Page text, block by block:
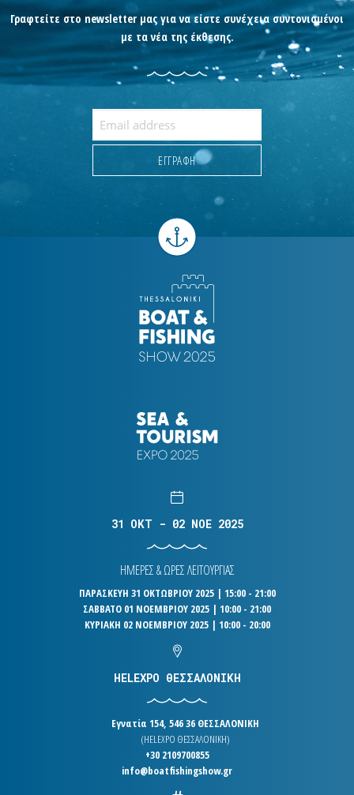
Γραφτείτε στο newsletter μας για να είστε συνέχεια συντονισμένοι
με τα νέα της έκθεσης.
31 OKT - 02 NOE 2025
ΗΜΕΡΕΣ & ΩΡΕΣ ΛΕΙΤΟΥΡΓΙΑΣ
ΠΑΡΑΣΚΕΥΗ 31 ΟΚΤΩΒΡΙΟΥ 2025 | 15:00 - 21:00
ΣΑΒΒΑΤΟ 01 ΝΟΕΜΒΡΙΟΥ 2025 | 10:00 - 21:00
ΚΥΡΙΑΚΗ 02 ΝΟΕΜΒΡΙΟΥ 2025 | 10:00 - 20:00
HELEXPO ΘΕΣΣΑΛΟΝΙΚΗ
Εγνατία 154, 546 36 ΘΕΣΣΑΛΟΝΙΚΗ
(HELEXPO ΘΕΣΣΑΛΟΝΙΚΗ)
+30 2109700855
info@boatfishingshow.gr